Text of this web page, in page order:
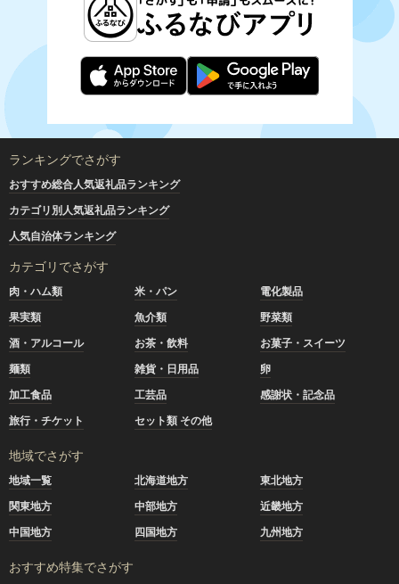
ランキングでさがす
おすすめ総合人気返礼品ランキング
カテゴリ別人気返礼品ランキング
人気自治体ランキング
カテゴリでさがす
肉・ハム類 米・パン
電化製品
果実類
魚介類
野菜類
酒・アルコール
お茶・飲料
お菓子・スイーツ
麺類
雑貨・日用品
卵
加工食品
工芸品
感謝状・記念品
旅行・チケット
セット類 その他
地域でさがす
地域一覧 北海道地方
東北地方
関東地方
中部地方
近畿地方
中国地方
四国地方 九州地方
おすすめ特集でさがす